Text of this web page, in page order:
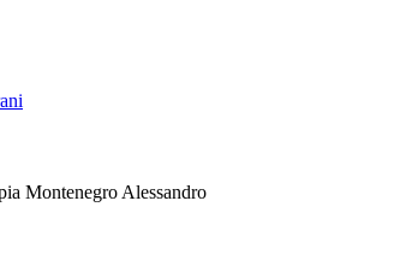
Montenegro Alessandro